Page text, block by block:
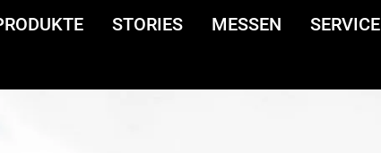
STORIES MESSEN SERVICE